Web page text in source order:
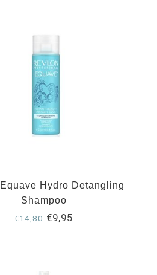
Hydro Detangling
Shampoo
€14,80€9,95